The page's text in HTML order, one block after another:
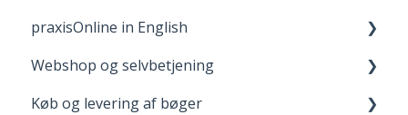
Dine materialer på praxisOnline
Hjælp til tekniske udfordringer
Fagpakker
webBog og eBog+
boost
praxisOnline in English
Manage Your Account
Your Materials on praxisOnline
Webshop og selvbetjening
Opret bruger og login
Køb og levering af bøger